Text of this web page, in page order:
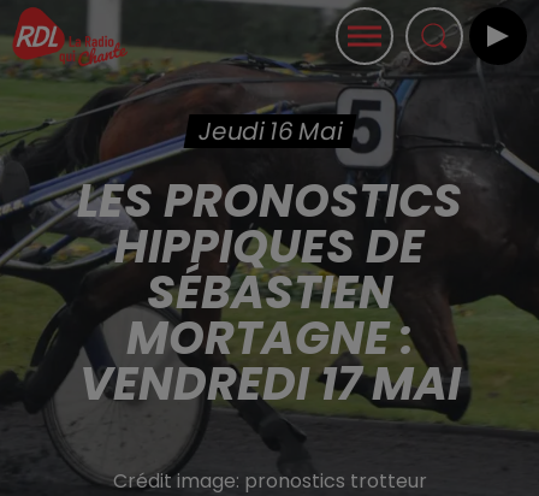
Jeudi 16 Mai
LES PRONOSTICS
HIPPIQUES DE
SÉBASTIEN
MORTAGNE :
VENDREDI 17 MAI
Crédit image: pronostics trotteur